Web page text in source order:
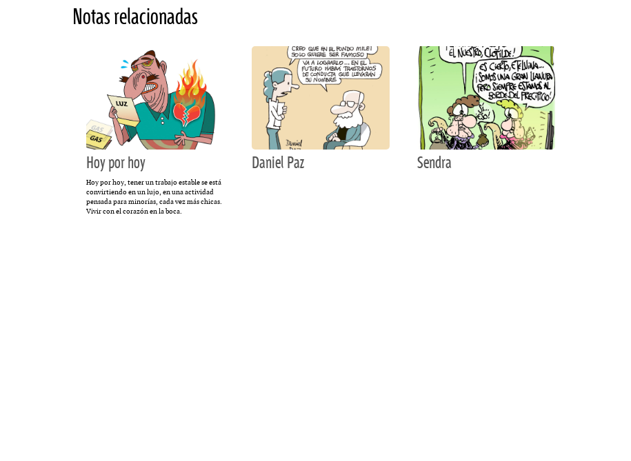
Notas relacionadas
Hoy por hoy
Hoy por hoy, tener un trabajo estable se está
convirtiendo en un lujo, en una actividad
pensada para minorías, cada vez más chicas.
Vivir con el corazón en la boca.
Daniel Paz Sendra